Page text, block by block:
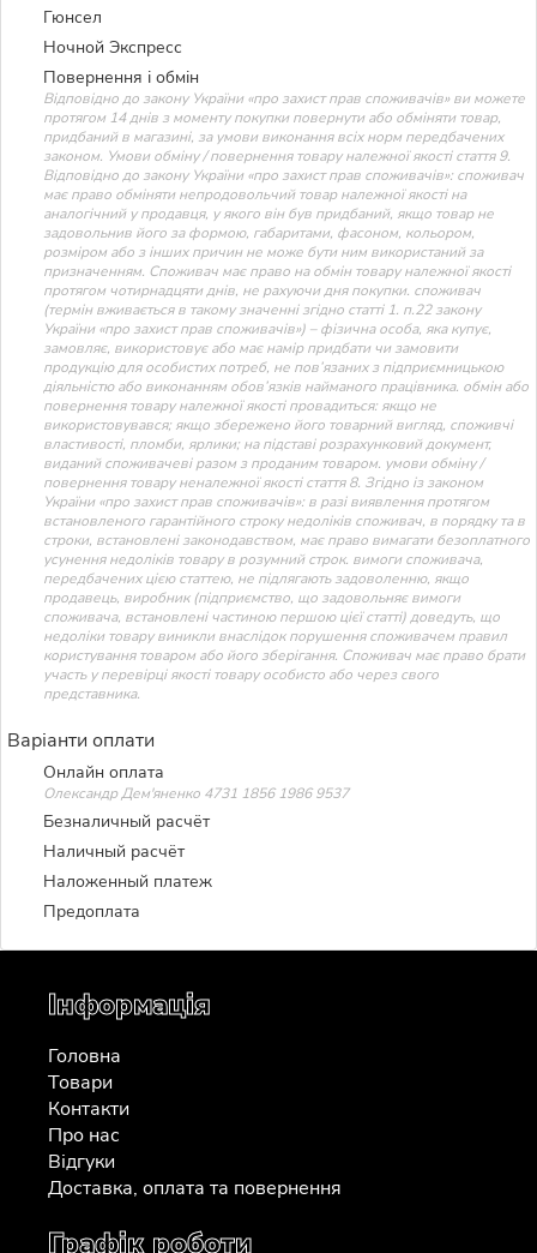
Гюнсел
Ночной Экспресс
Повернення і обмін
Відповідно до закону України «про захист прав споживачів» ви можете
протягом 14 днів з моменту покупки повернути або обміняти товар,
придбаний в магазині, за умови виконання всіх норм передбачених
законом. Умови обміну / повернення товару належної якості стаття 9.
Відповідно до закону України «про захист прав споживачів»: споживач
має право обміняти непродовольчий товар належної якості на
аналогічний у продавця, у якого він був придбаний, якщо товар не
задовольнив його за формою, габаритами, фасоном, кольором,
розміром або з інших причин не може бути ним використаний за
призначенням. Споживач має право на обмін товару належної якості
протягом чотирнадцяти днів, не рахуючи дня покупки. споживач
(термін вживається в такому значенні згідно статті 1. п.22 закону
України «про захист прав споживачів») – фізична особа, яка купує,
замовляє, використовує або має намір придбати чи замовити
продукцію для особистих потреб, не пов’язаних з підприємницькою
діяльністю або виконанням обов’язків найманого працівника. обмін або
повернення товару належної якості провадиться: якщо не
використовувався; якщо збережено його товарний вигляд, споживчі
властивості, пломби, ярлики; на підставі розрахунковий документ,
виданий споживачеві разом з проданим товаром. умови обміну /
повернення товару неналежної якості стаття 8. Згідно із законом
України «про захист прав споживачів»: в разі виявлення протягом
встановленого гарантійного строку недоліків споживач, в порядку та в
строки, встановлені законодавством, має право вимагати безоплатного
усунення недоліків товару в розумний строк. вимоги споживача,
передбачених цією статтею, не підлягають задоволенню, якщо
продавець, виробник (підприємство, що задовольняє вимоги
споживача, встановлені частиною першою цієї статті) доведуть, що
недоліки товару виникли внаслідок порушення споживачем правил
користування товаром або його зберігання. Споживач має право брати
участь у перевірці якості товару особисто або через свого
представника.
Варіанти оплати
Онлайн оплата
Олександр Дем'яненко 4731 1856 1986 9537
Безналичный расчёт
Наличный расчёт
Наложенный платеж
Предоплата
Інформація
Головна
Товари
Контакти
Про нас
Відгуки
Доставка, оплата та повернення
Графік роботи